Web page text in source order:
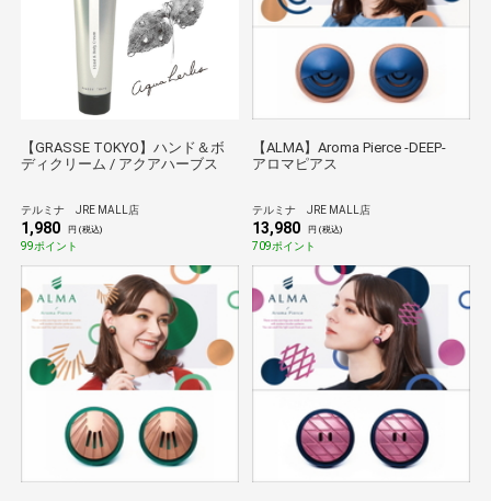
【GRASSE TOKYO】ハンド＆ボ
ディクリーム / アクアハーブス
テルミナ JRE MALL店
1,980 円 (税込)
99ポイント
【ALMA】Aroma Pierce -DEEP-
アロマピアス
テルミナ JRE MALL店
13,980 円 (税込)
709ポイント